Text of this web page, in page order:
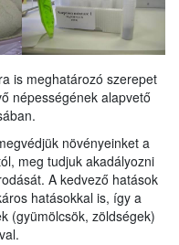
is meghatározó szerepet
népességének alapvető
növényeinket a
meg tudjuk akadályozni
A kedvező hatások
hatásokkal is, így a
(gyümölcsök, zöldségek)